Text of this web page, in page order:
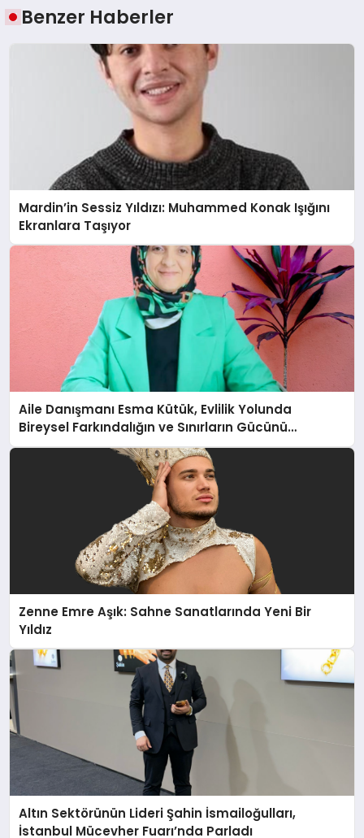
Benzer Haberler
Mardin’in Sessiz Yıldızı: Muhammed Konak Işığını
Ekranlara Taşıyor
Aile Danışmanı Esma Kütük, Evlilik Yolunda
Bireysel Farkındalığın ve Sınırların Gücünü
Anlatıyor
Zenne Emre Aşık: Sahne Sanatlarında Yeni Bir
Yıldız
Altın Sektörünün Lideri Şahin İsmailoğulları,
İstanbul Mücevher Fuarı’nda Parladı ￼